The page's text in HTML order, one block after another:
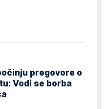
pregovore o
Vodi se borba